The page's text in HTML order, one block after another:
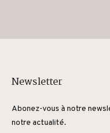
Newsletter
Abonez-vous à notre
notre actualité.